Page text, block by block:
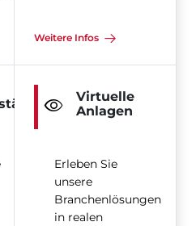
Weitere Infos
Virtuelle
Anlagen
Erleben Sie
unsere
Branchenlösungen
in realen